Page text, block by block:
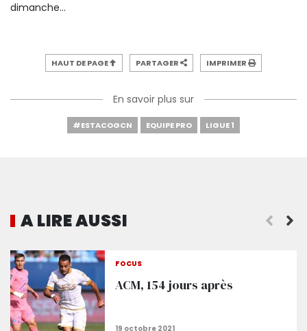
dimanche...
HAUT DE PAGE PARTAGER IMPRIMER
En savoir plus sur
#ESTACOGCN EQUIPE PRO LIGUE 1
A LIRE AUSSI
FOCUS
ACM, 154 jours après
Galtier : « Insister et appuyer sur notre plan de jeu